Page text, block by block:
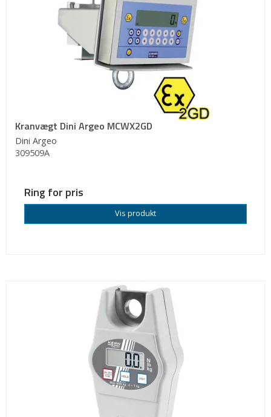
Kranvægt Dini Argeo MCWX2GD
Dini Argeo
309509A
Ring for pris
Vis produkt